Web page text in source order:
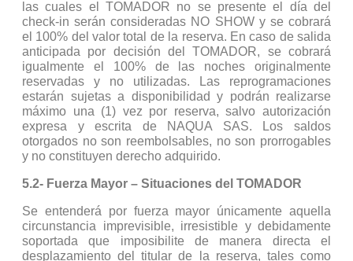
las cuales el TOMADOR no se presente el día del
check-in serán consideradas NO SHOW y se cobrará
el 100% del valor total de la reserva. En caso de salida
anticipada por decisión del TOMADOR, se cobrará
igualmente el 100% de las noches originalmente
reservadas y no utilizadas. Las reprogramaciones
estarán sujetas a disponibilidad y podrán realizarse
máximo una (1) vez por reserva, salvo autorización
expresa y escrita de NAQUA SAS. Los saldos
otorgados no son reembolsables, no son prorrogables
y no constituyen derecho adquirido.
5.2- Fuerza Mayor – Situaciones del TOMADOR
Se entenderá por fuerza mayor únicamente aquella
circunstancia imprevisible, irresistible y debidamente
soportada que imposibilite de manera directa el
desplazamiento del titular de la reserva, tales como